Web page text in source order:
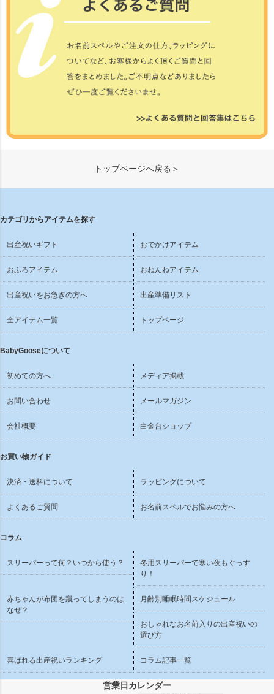
トップページへ戻る＞
カテゴリからアイテムを探す
出産祝いギフト おでかけアイテム
おふろアイテム おねんねアイテム
出産祝いをお急ぎの方へ 出産準備リスト
全アイテム一覧 トップページ
BabyGooseについて
初めての方へ メディア掲載
お問い合わせ メールマガジン
会社概要 白金台ショップ
お買い物ガイド
決済・送料について ラッピングについて
よくあるご質問 お名前スペルでお悩みの方へ
コラム
スリーパーって何？いつから使う？
冬用スリーパーで寒い夜もぐっす
り！
赤ちゃんが布団を蹴ってしまうのは
なぜ？
月齢別睡眠時間スケジュール
おしゃれなお名前入りの出産祝いの
選び方
喜ばれる出産祝いランキング コラム記事一覧
営業日カレンダー